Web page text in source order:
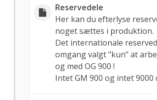
Reservedele
Her kan du efterlyse
noget sættes i produktion.
Det internationale
omgang valgt "kun" at
og med OG 900 !
Intet GM 900 og intet